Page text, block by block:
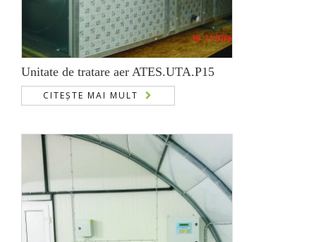
Unitate de tratare aer ATES.UTA.P15
CITEȘTE MAI MULT